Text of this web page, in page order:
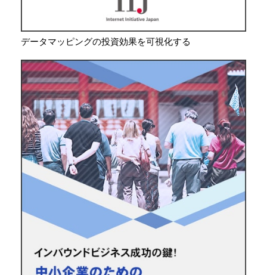
データマッピングの投資効果を可視化する